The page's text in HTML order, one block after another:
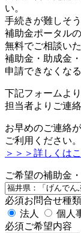
い。
手続きが難しそ
補助金ポータル
無料でご相談い
補助金・助成金
申請できなくな
下記フォームよ
担当者よりご連
お早めのご連絡
ご利用ください。
＞＞＞詳しくは
ご希望の補助金
必須お問合せ種類
法人
個人
必須ご希望内容